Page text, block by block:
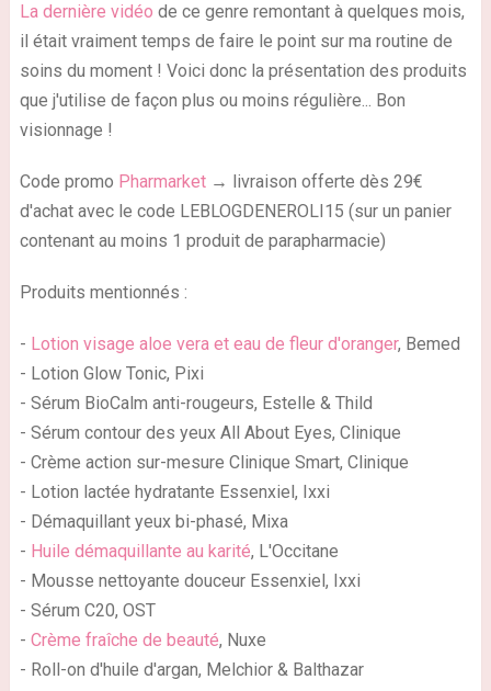
La dernière vidéo de ce genre remontant à quelques mois,
il était vraiment temps de faire le point sur ma routine de
soins du moment ! Voici donc la présentation des produits
que j'utilise de façon plus ou moins régulière... Bon
visionnage !
Code promo Pharmarket→ livraison offerte dès 29€
d'achat avec le code LEBLOGDENEROLI15 (sur un panier
contenant au moins 1 produit de parapharmacie)
Produits mentionnés :
- Lotion visage aloe vera et eau de fleur d'oranger, Bemed
- Lotion Glow Tonic, Pixi
- Sérum BioCalm anti-rougeurs, Estelle & Thild
- Sérum contour des yeux All About Eyes, Clinique
- Crème action sur-mesure Clinique Smart, Clinique
- Lotion lactée hydratante Essenxiel, Ixxi
- Démaquillant yeux bi-phasé, Mixa
- Huile démaquillante au karité, L'Occitane
- Mousse nettoyante douceur Essenxiel, Ixxi
- Sérum C20, OST
- Crème fraîche de beauté, Nuxe
- Roll-on d'huile d'argan, Melchior & Balthazar